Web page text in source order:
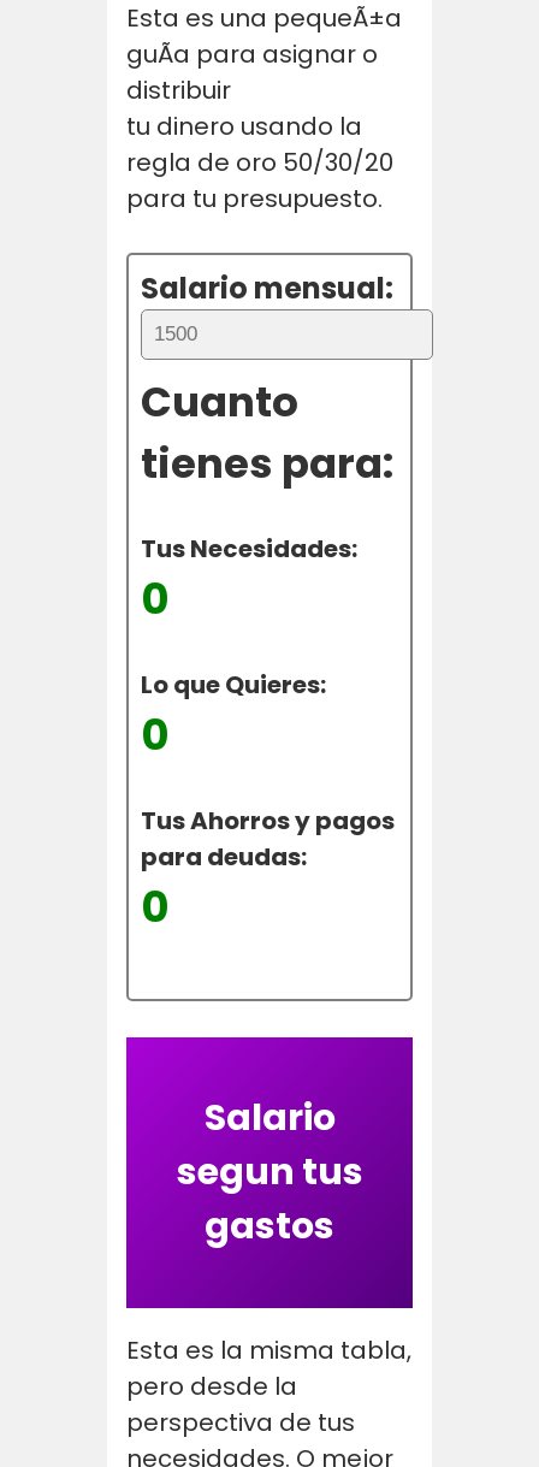
Esta es una pequeÃ±a
guÃ­a para asignar o
distribuir
tu dinero usando la
regla de oro 50/30/20
para tu presupuesto.
Salario mensual:
Cuanto
tienes para:
Tus Necesidades:
0
Lo que Quieres:
0
Tus Ahorros y pagos
para deudas:
0
Salario
segun tus
gastos
Esta es la misma tabla,
pero desde la
perspectiva de tus
necesidades. O mejor